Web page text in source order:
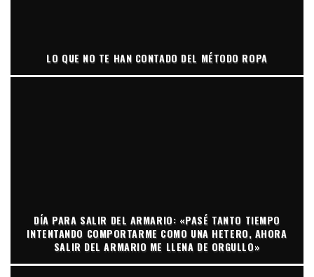
LO QUE NO TE HAN CONTADO DEL MÉTODO ROPA
DÍA PARA SALIR DEL ARMARIO: «PASÉ TANTO TIEMPO
INTENTANDO COMPORTARME COMO UNA HETERO, AHORA
SALIR DEL ARMARIO ME LLENA DE ORGULLO»